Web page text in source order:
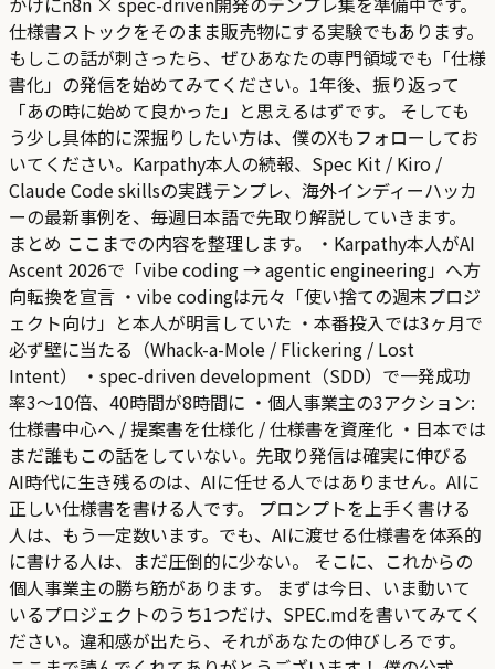
仕様書ストックをそのまま販売物にする実験でもあります。
もしこの話が刺さったら、ぜひあなたの専門領域でも「仕様
書化」の発信を始めてみてください。1年後、振り返って
「あの時に始めて良かった」と思えるはずです。 そしても
う少し具体的に深掘りしたい方は、僕のXもフォローしてお
いてください。Karpathy本人の続報、Spec Kit / Kiro /
Claude Code skillsの実践テンプレ、海外インディーハッカ
ーの最新事例を、毎週日本語で先取り解説していきます。
まとめ ここまでの内容を整理します。 ・Karpathy本人がAI
Ascent 2026で「vibe coding → agentic engineering」へ方
向転換を宣言 ・vibe codingは元々「使い捨ての週末プロジ
ェクト向け」と本人が明言していた ・本番投入では3ヶ月で
必ず壁に当たる（Whack-a-Mole / Flickering / Lost
Intent） ・spec-driven development（SDD）で一発成功
率3〜10倍、40時間が8時間に ・個人事業主の3アクション:
仕様書中心へ / 提案書を仕様化 / 仕様書を資産化 ・日本では
まだ誰もこの話をしていない。先取り発信は確実に伸びる
AI時代に生き残るのは、AIに任せる人ではありません。AIに
正しい仕様書を書ける人です。 プロンプトを上手く書ける
人は、もう一定数います。でも、AIに渡せる仕様書を体系的
に書ける人は、まだ圧倒的に少ない。 そこに、これからの
個人事業主の勝ち筋があります。 まずは今日、いま動いて
いるプロジェクトのうち1つだけ、SPEC.mdを書いてみてく
ださい。違和感が出たら、それがあなたの伸びしろです。